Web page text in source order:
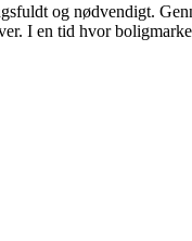
og nødvendigt.
I en tid hvor